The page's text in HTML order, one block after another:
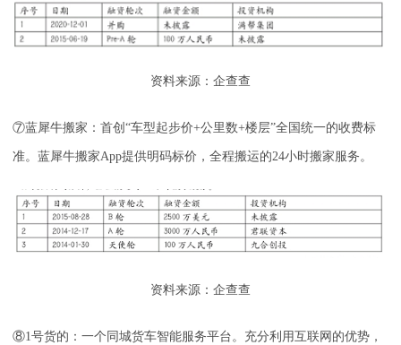
资料来源：企查查
⑦蓝犀牛搬家：首创“车型起步价+公里数+楼层”全国统一的收费标
准。蓝犀牛搬家App提供明码标价，全程搬运的24小时搬家服务。
资料来源：企查查
⑧1号货的：一个同城货车智能服务平台。充分利用互联网的优势，